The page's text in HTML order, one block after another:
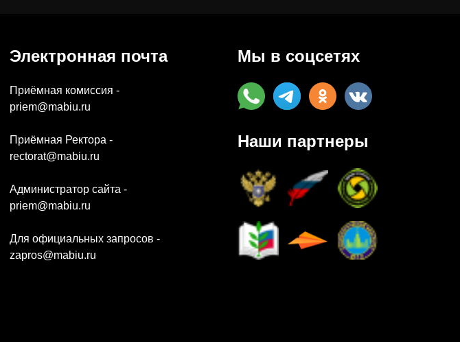
Электронная почта
Приёмная комиссия -
priem@mabiu.ru
Приёмная Ректора -
rectorat@mabiu.ru
Администратор сайта -
priem@mabiu.ru
Для официальных запросов -
zapros@mabiu.ru
Мы в соцсетях
Наши партнеры